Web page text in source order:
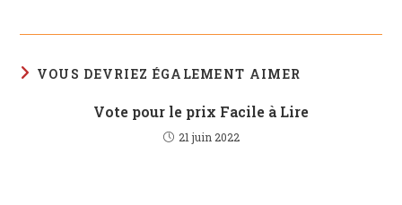
VOUS DEVRIEZ ÉGALEMENT AIMER
Vote pour le prix Facile à Lire
21 juin 2022